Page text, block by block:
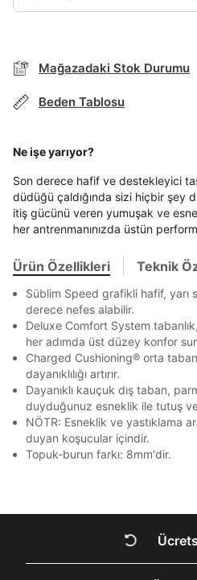
DOĞRU
İşbankası Maximum
Akbank Axess
QNB QNB
AnadoluBank World
Mağazadaki Stok Durumu
Beden Tablosu
Ne işe yarıyor?
Son derece hafif ve destekleyici
düdüğü çaldığında sizi hiçbir şey
itiş gücünü veren yumuşak ve
her antrenmanınızda üstün
Ürün Özellikleri Teknik
Süblim Speed grafikli hafif, yarı
derece nefes alabilir.
Deluxe Comfort System
her adımda üst düzey konfor
Charged Cushioning® orta
dayanıklılığı artırır.
Dayanıklı kauçuk dış taban,
duyduğunuz esneklik ile tutuş ve
NÖTR: Esneklik ve yastıklama
duyan koşucular içindir.
Topuk-burun farkı: 8mm'dir.
Beden Seçin
BEDEN
Stok
Ürün stoklara
bildirim
Term
Kapat
Kapat
aşağıdaki
E-posta Adresi *
Sipariş Numaranız *
Sorgula
Şifre*
En az 8 karakter
Bir rakam
Aşağıdakileri okudum ve kabul
Kişisel verilerinizAydınlatma
uyarınca işlenecektir. Kişisel
Perakende Satış Giyim ve
tarafından ticari elektronik ileti
işlenmesini kabul ediyorum.
Sms
E-mail
Çağrı Merkezi / Arama
amacıyla işlenmesini kabul
Kimlik, iletişim ve müşteri
sn
SMS
Bilgilerinizi güncellemek için
ile gelen kodu girerek telefon
GÖNDER
sn
SMS
Bilgilerinizi güncellemek için
ile gelen kodu girerek telefon
GÖNDER